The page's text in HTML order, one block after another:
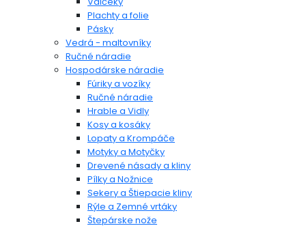
Plachty a folie
Pásky
Vedrá - maltovníky
Ručné náradie
Hospodárske náradie
Fúriky a vozíky
Ručné náradie
Hrable a Vidly
Kosy a kosáky
Lopaty a Krompáče
Motyky a Motyčky
Drevené násady a kliny
Pílky a Nožnice
Sekery a Štiepacie kliny
Rýle a Zemné vrtáky
Štepárske nože